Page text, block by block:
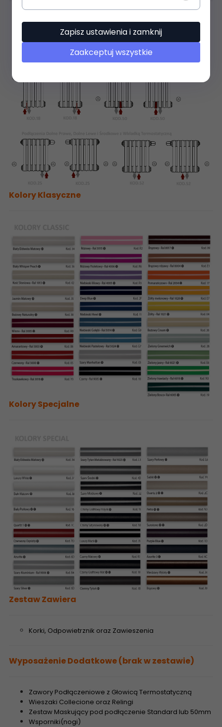
Kolory Klasyczne
Kolory Specjalne
Zestaw Zawiera
Korki, Odpowietrznik oraz Zawieszenia
Wyposażenie Dodatkowe (brak w zestawie)
Zawory Podłączeniowe z Głowicą Termostatyczną
Wieszaki Collecione oraz Relingi
Zestaw Maskujący pod podłączenie Standard lub 50mm
Wsporniki(nogi)
Zapisz ustawienia i zamknij
Zaakceptuj wszystkie